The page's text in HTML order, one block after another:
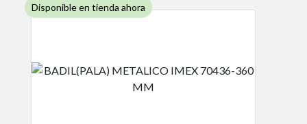
Disponible en tienda ahora